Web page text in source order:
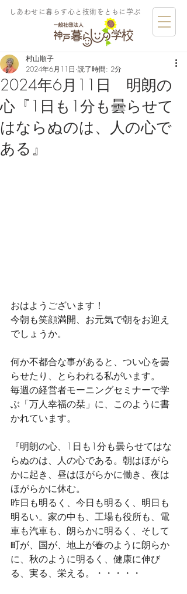
しあわせに暮らす​心と技術をともに学ぶ
2024年6月11日 明朗の
心『1日も1分も曇らせて
はならぬのは、人の心で
ある』
村山順子
2024年6月11日 読了時間: 2分
おはようございます！
今朝も笑顔満開、お元気で朝をお迎え
でしょうか。
何か不都合な事があると、つい心を曇
らせたり、とらわれる私がいます。
毎週の経営者モーニングセミナーで学
ぶ「万人幸福の栞」に、このように書
かれています。
『明朗の心、1日も1分も曇らせてはな
らぬのは、人の心である。朝はほがら
かに起き、昼はほがらかに働き、夜は
ほがらかに休む。
昨日も明るく、今日も明るく、明日も
明るい。家の中も、工場も役所も、電
車も汽車も、朗らかに明るく、そして
町が、国が、地上が春のように朗らか
に、秋のように明るく、健康に伸び
る、実る、栄える。・・・・・